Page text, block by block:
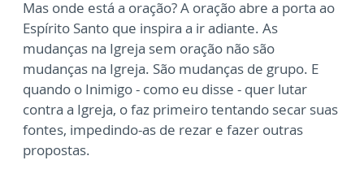
Mas onde está a oração? A oração abre a porta ao
Espírito Santo que inspira a ir adiante. As
mudanças na Igreja sem oração não são
mudanças na Igreja. São mudanças de grupo. E
quando o Inimigo - como eu disse - quer lutar
contra a Igreja, o faz primeiro tentando secar suas
fontes, impedindo-as de rezar e fazer outras
propostas.